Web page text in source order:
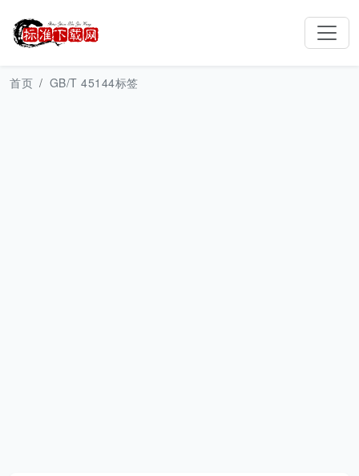
首页 GB/T 45144标签